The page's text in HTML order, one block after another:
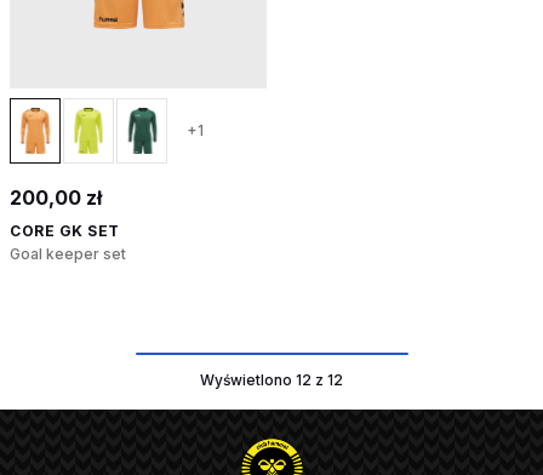
+1
200,00 zł
CORE GK SET
Goal keeper set
Wyświetlono 12 z 12